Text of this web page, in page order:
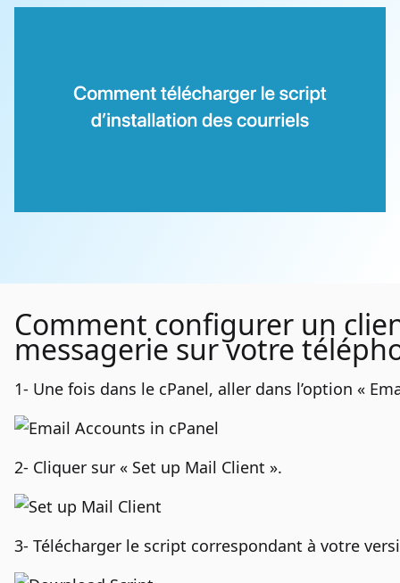
Comment configurer un
messagerie sur votre
1- Une fois dans le cPanel, aller dans l’option «
2- Cliquer sur « Set up Mail Client ».
3- Télécharger le script correspondant à votre